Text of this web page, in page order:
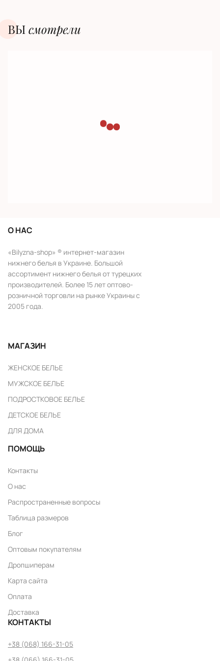
ВЫсмотрели
О НАС
«Bilyzna-shop» ® интернет-магазин
нижнего белья в Украине. Большой
ассортимент нижнего белья от турецких
производителей. Более 15 лет оптово-
розничной торговли на рынке Украины с
2005 года.
МАГАЗИН
ЖЕНСКОЕ БЕЛЬЕ
МУЖСКОЕ БЕЛЬЕ
ПОДРОСТКОВОЕ БЕЛЬЕ
ДЕТСКОЕ БЕЛЬЕ
ДЛЯ ДОМА
ПОМОЩЬ
Контакты
О нас
Распространенные вопросы
Таблица размеров
Блог
Оптовым покупателям
Дропшиперам
Карта сайта
Оплата
Доставка
КОНТАКТЫ
+38 (068) 166-31-05